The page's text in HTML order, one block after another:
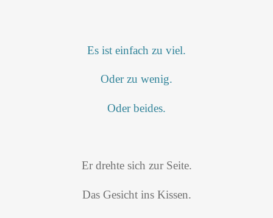
Es ist einfach zu viel.
Oder zu wenig.
Oder beides.
Er drehte sich zur Seite.
Das Gesicht ins Kissen.